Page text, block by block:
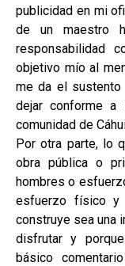
publicidad en mi
de un maestro
responsabilidad
objetivo mío al
me da el
dejar conforme
comunidad de
Por otra parte, lo
obra pública o
hombres o
esfuerzo físico y
construye sea una
disfrutar y
básico